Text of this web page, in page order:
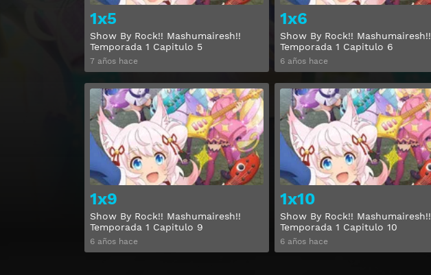
1x5
Show By Rock!! Mashumairesh!!
Temporada 1 Capitulo 5
7 años hace
1x6
Show By Rock!! Mashumairesh!!
Temporada 1 Capitulo 6
6 años hace
1x9
Show By Rock!! Mashumairesh!!
Temporada 1 Capitulo 9
6 años hace
Ver
1x10
Show By Rock!! Mashumairesh!!
Temporada 1 Capitulo 10
6 años hace